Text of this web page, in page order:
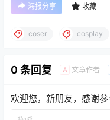
海报分享 收藏
coser cosplay
0 条回复 A 文章作者
欢迎您，新朋友，感谢参